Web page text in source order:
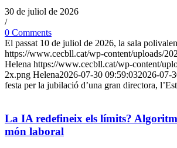
30 de juliol de 2026
/
0 Comments
El passat 10 de juliol de 2026, la sala
https://www.cecbll.cat/wp-content/uploads/
Helena https://www.cecbll.cat/wp-content/
2x.png Helena2026-07-30 09:59:032026-07-
festa per la jubilació d’una gran directora,
La IA redefineix els límits?
món laboral